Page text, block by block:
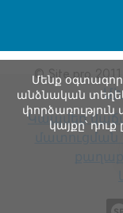
© Site.pro
Կապվեք
վաճառքի
Կապվեք
Մենք
անձնական
փորձառություն
կայքը՝ դուք